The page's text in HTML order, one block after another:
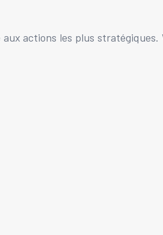
actions les plus stratégiques.